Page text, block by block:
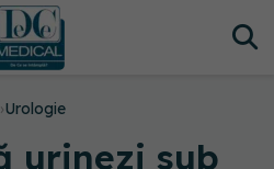
›Urologie
urinezi sub